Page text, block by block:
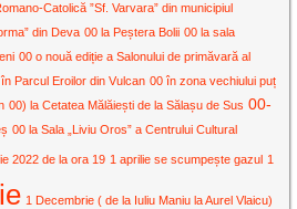
Catolică ”Sf. Varvara” din municipiul
din Deva 00 la Peștera Bolii 00 la sala
00 o nouă ediție a Salonului de primăvară al
Parcul Eroilor din Vulcan 00 în zona vechiului puț
00) la Cetatea Mălăiești de la Sălașu de Sus 00-
00 la Sala „Liviu Oros” a Centrului Cultural
2022 de la ora 19 1 aprilie se scumpește gazul 1
1 Decembrie ( de la Iuliu Maniu la Aurel Vlaicu)